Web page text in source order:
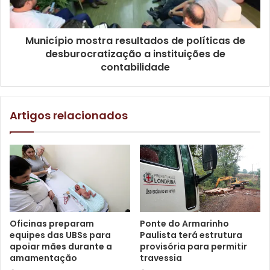
bandeja. Mas, para mim, o maior presente foi minha nora
me inscrever no CCI; eu estava em depressão profunda,
tive três infartos, mas estou de pé e vou completar meus
72 anos agora em abril. E não me sinto com 72, me sinto
com 27. Minha família está muito feliz de me ver tão bem,
indo em lugares que nunca fui. Tudo que surge pela
Município mostra resultados de políticas de
desburocratização a instituições de
contabilidade
Artigos relacionados
Oficinas preparam
equipes das UBSs para
apoiar mães durante a
amamentação
Ponte do Armarinho
Paulista terá estrutura
provisória para permitir
travessia